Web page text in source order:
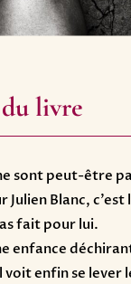
livre
sont peut-être
Julien Blanc,
fait pour lui.
enfance
voit enfin se lever